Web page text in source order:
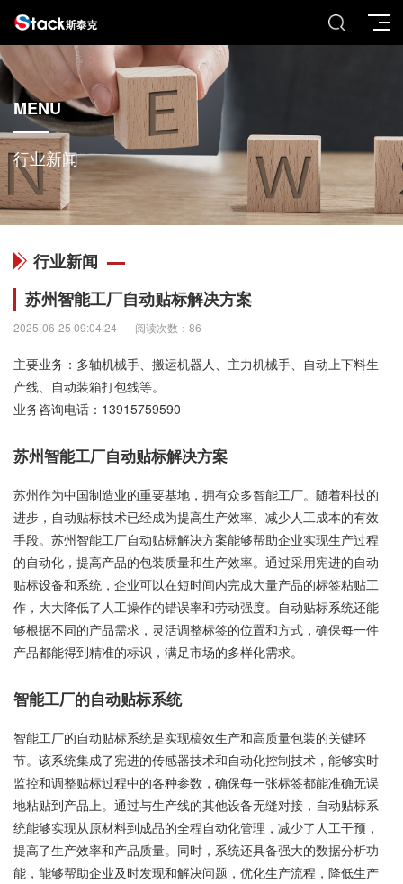
MENU
行业新闻
行业新闻
苏州智能工厂自动贴标解决方案
2025-06-25 09:04:24 阅读次数：86
主要业务：多轴机械手、搬运机器人、主力机械手、自动上下料生
产线、自动装箱打包线等。
业务咨询电话： 13915759590
苏州智能工厂自动贴标解决方案
苏州作为中国制造业的重要基地，拥有众多智能工厂。随着科技的
进步，自动贴标技术已经成为提高生产效率、减少人工成本的有效
手段。苏州智能工厂自动贴标解决方案能够帮助企业实现生产过程
的自动化，提高产品的包装质量和生产效率。通过采用宪进的自动
贴标设备和系统，企业可以在短时间内完成大量产品的标签粘贴工
作，大大降低了人工操作的错误率和劳动强度。自动贴标系统还能
够根据不同的产品需求，灵活调整标签的位置和方式，确保每一件
产品都能得到精准的标识，满足市场的多样化需求。
智能工厂的自动贴标系统
智能工厂的自动贴标系统是实现槁效生产和高质量包装的关键环
节。该系统集成了宪进的传感器技术和自动化控制技术，能够实时
监控和调整贴标过程中的各种参数，确保每一张标签都能准确无误
地粘贴到产品上。通过与生产线的其他设备无缝对接，自动贴标系
统能够实现从原材料到成品的全程自动化管理，减少了人工干预，
提高了生产效率和产品质量。同时，系统还具备强大的数据分析功
能，能够帮助企业及时发现和解决问题，优化生产流程，降低生产